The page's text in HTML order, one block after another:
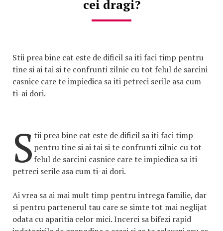
cei dragi?
Stii prea bine cat este de dificil sa iti faci timp pentru
tine si ai tai si te confrunti zilnic cu tot felul de sarcini
casnice care te impiedica sa iti petreci serile asa cum
ti-ai dori.
Stii prea bine cat este de dificil sa iti faci timp
pentru tine si ai tai si te confrunti zilnic cu tot
felul de sarcini casnice care te impiedica sa iti
petreci serile asa cum ti-ai dori.
Ai vrea sa ai mai mult timp pentru intrega familie, dar
si pentru partenerul tau care se simte tot mai neglijat
odata cu aparitia celor mici. Incerci sa bifezi rapid